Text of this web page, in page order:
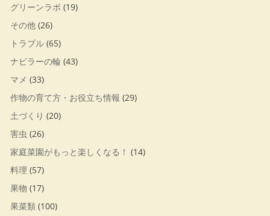
グリーンラボ (19)
その他 (26)
トラブル (65)
ナビラーの輪 (43)
マメ (33)
作物の育て方・お役立ち情報 (29)
土づくり (20)
害虫 (26)
家庭菜園がもっと楽しくなる！ (14)
料理 (57)
果物 (17)
果菜類 (100)